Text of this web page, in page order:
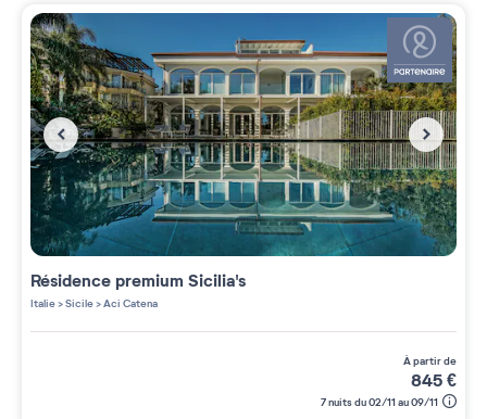
Résidence premium Sicilia's
Italie>Sicile>Aci Catena
à partir de
845€
7 nuits du 02/11 au 09/11